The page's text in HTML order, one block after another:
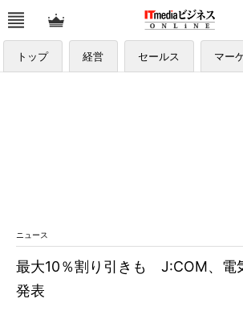
トップ 経営 セールス マー
ニュース
最大10％割り引きも J:COM、電
発表